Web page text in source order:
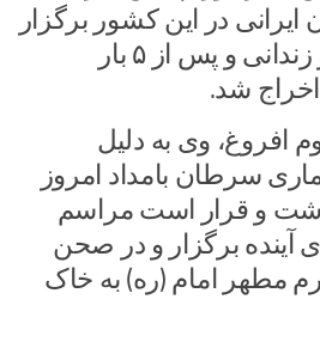
در این کشور برگزار
شده بود، دستگیر و زندانی و پس از ۵ بار
شد.
افروغ، وی به دلیل
سرطان بامداد امروز
و قرار است مراسم
آینده برگزار و در صحن
مطهر امام (ره) به خاک